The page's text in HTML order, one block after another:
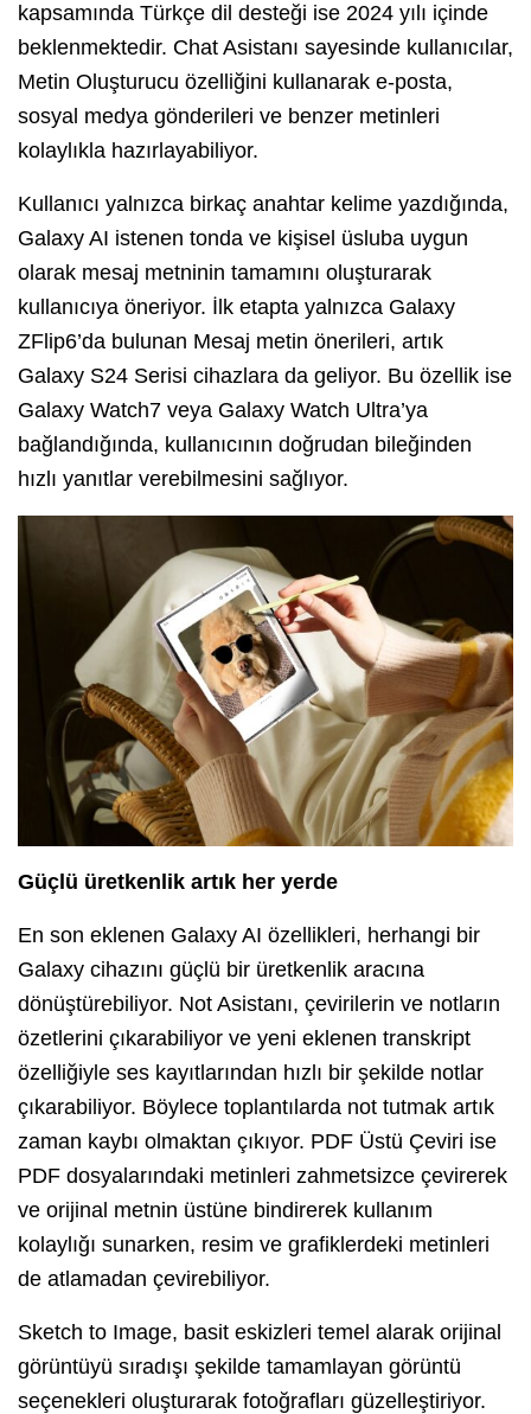
kapsamında Türkçe dil desteği ise 2024 yılı içinde
beklenmektedir. Chat Asistanı sayesinde kullanıcılar,
Metin Oluşturucu özelliğini kullanarak e-posta,
sosyal medya gönderileri ve benzer metinleri
kolaylıkla hazırlayabiliyor.
Kullanıcı yalnızca birkaç anahtar kelime yazdığında,
Galaxy AI istenen tonda ve kişisel üsluba uygun
olarak mesaj metninin tamamını oluşturarak
kullanıcıya öneriyor. İlk etapta yalnızca Galaxy
ZFlip6’da bulunan Mesaj metin önerileri, artık
Galaxy S24 Serisi cihazlara da geliyor. Bu özellik ise
Galaxy Watch7 veya Galaxy Watch Ultra’ya
bağlandığında, kullanıcının doğrudan bileğinden
hızlı yanıtlar verebilmesini sağlıyor.
Güçlü üretkenlik artık her yerde
En son eklenen Galaxy AI özellikleri, herhangi bir
Galaxy cihazını güçlü bir üretkenlik aracına
dönüştürebiliyor. Not Asistanı, çevirilerin ve notların
özetlerini çıkarabiliyor ve yeni eklenen transkript
özelliğiyle ses kayıtlarından hızlı bir şekilde notlar
çıkarabiliyor. Böylece toplantılarda not tutmak artık
zaman kaybı olmaktan çıkıyor. PDF Üstü Çeviri ise
PDF dosyalarındaki metinleri zahmetsizce çevirerek
ve orijinal metnin üstüne bindirerek kullanım
kolaylığı sunarken, resim ve grafiklerdeki metinleri
de atlamadan çevirebiliyor.
Sketch to Image, basit eskizleri temel alarak orijinal
görüntüyü sıradışı şekilde tamamlayan görüntü
seçenekleri oluşturarak fotoğrafları güzelleştiriyor.